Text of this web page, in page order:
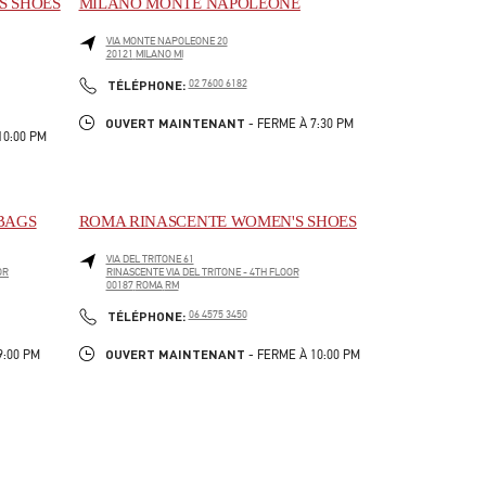
PM
VIA MONTE NAPOLEONE 20
20121 MILANO MI
TÉLÉPHONE:PHONE
02 7600 6182
OUVERT MAINTENANT - FERME À 7:30 PM
PM
ROMA RINASCENTE WOMEN'S SHOES
VIA DEL TRITONE 61
RINASCENTE VIA DEL TRITONE - 4TH FLOOR
00187 ROMA RM
TÉLÉPHONE:PHONE
06 4575 3450
OUVERT MAINTENANT - FERME À 10:00 PM